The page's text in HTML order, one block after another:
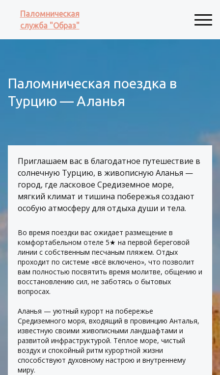
Паломническая
служба "Образ"
Паломническая поездка в
Турцию — Аланья
Приглашаем вас в благодатное путешествие в
солнечную Турцию, в живописную Аланья —
город, где ласковое Средиземное море,
мягкий климат и тишина побережья создают
особую атмосферу для отдыха души и тела.
Во время поездки вас ожидает размещение в
комфортабельном отеле 5★ на первой береговой
линии с собственным песчаным пляжем. Отдых
проходит по системе «всё включено», что позволит
вам полностью посвятить время молитве, общению и
восстановлению сил, не заботясь о бытовых
вопросах.
Аланья — уютный курорт на побережье
Средиземного моря, входящий в провинцию Анталья,
известную своими живописными ландшафтами и
развитой инфраструктурой. Тёплое море, чистый
воздух и спокойный ритм курортной жизни
способствуют духовному настрою и внутреннему
миру.